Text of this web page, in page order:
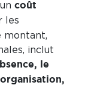
coût
les
montant,
inclut
le